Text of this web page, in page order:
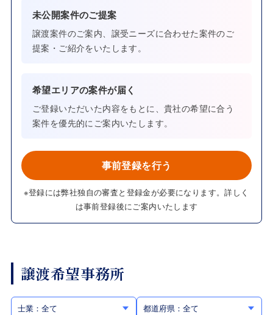
未公開案件のご提案
譲渡案件のご案内、譲受ニーズに合わせた案件のご
提案・ご紹介をいたします。
希望エリアの案件が届く
ご登録いただいた内容をもとに、貴社の希望に合う
案件を優先的にご案内いたします。
事前登録を行う
※登録には弊社独自の審査と登録金が必要になります。詳しく
は事前登録後にご案内いたします
譲渡希望事務所
士業：全て
都道府県：全て